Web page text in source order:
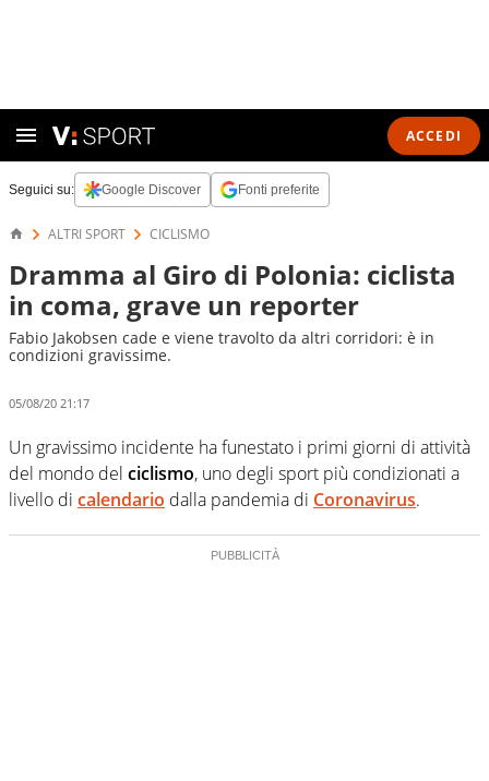
ACCEDI
Seguici su: Google Discover Fonti preferite
ALTRI SPORT CICLISMO
Dramma al Giro di Polonia: ciclista
in coma, grave un reporter
Fabio Jakobsen cade e viene travolto da altri corridori: è in
condizioni gravissime.
05/08/20 21:17
Un gravissimo incidente ha funestato i primi giorni di attività
del mondo del ciclismo, uno degli sport più condizionati a
livello di calendario dalla pandemia di Coronavirus.